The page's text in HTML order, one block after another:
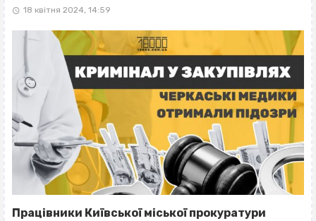
18 квітня 2024, 14:59
Працівники Київської міської прокуратури